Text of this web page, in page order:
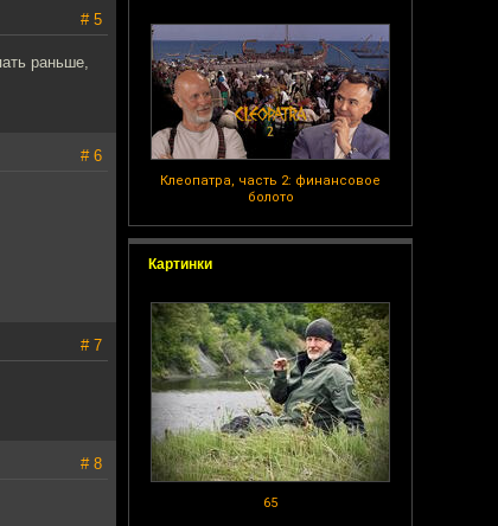
Клеопатра, часть 2: финансовое
болото
Картинки
65
# 5
раньше,
# 6
# 7
# 8